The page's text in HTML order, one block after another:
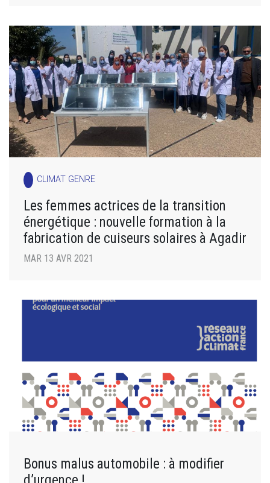
CLIMAT GENRE
Les femmes actrices de la transition
énergétique : nouvelle formation à la
fabrication de cuiseurs solaires à Agadir
MAR 13 AVR 2021
Bonus malus automobile : à modifier